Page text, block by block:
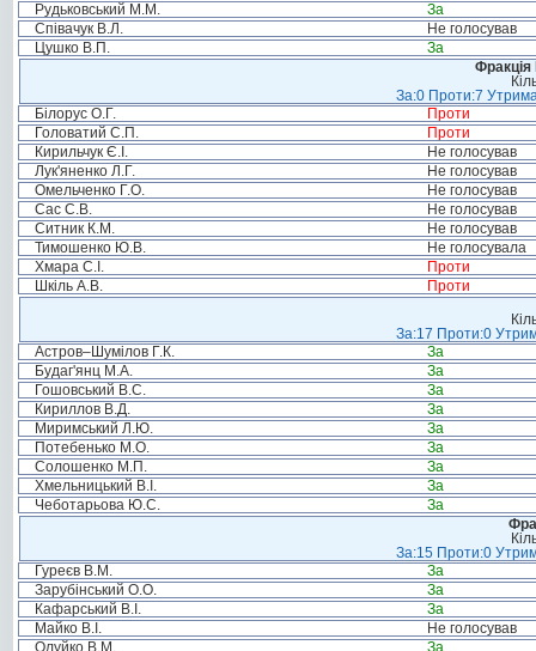
Рудьковський М.М.
За
Співачук В.Л.
Не голосував
Цушко В.П.
За
За:0 Проти:7
Білорус О.Г.
Проти
Головатий С.П.
Проти
Кирильчук Є.І.
Не голосував
Лук'яненко Л.Г.
Не голосував
Омельченко Г.О.
Не голосував
Сас С.В.
Не голосував
Ситник К.М.
Не голосував
Тимошенко Ю.В.
Не голосувала
Хмара С.І.
Проти
Шкіль А.В.
Проти
За:17 Проти:0
Астров–Шумілов Г.К.
За
Будаг'янц М.А.
За
Гошовський В.С.
За
Кириллов В.Д.
За
Миримський Л.Ю.
За
Потебенько М.О.
За
Солошенко М.П.
За
Хмельницький В.І.
За
Чеботарьова Ю.С.
За
За:15 Проти:0
Гуреєв В.М.
За
Зарубінський О.О.
За
Кафарський В.І.
За
Майко В.І.
Не голосував
Олуйко В.М.
За